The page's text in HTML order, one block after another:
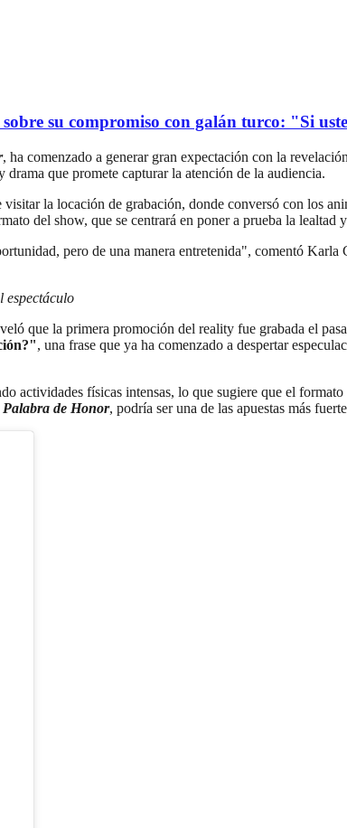
su compromiso con galán turco: "Si
, ha comenzado a generar gran expectación con la
que promete capturar la atención de la audiencia.
la locación de grabación, donde conversó con los
del show, que se centrará en poner a prueba la lealtad
pero de una manera entretenida", comentó
espectáculo
que la primera promoción del reality fue grabada el
, una frase que ya ha comenzado a despertar
actividades físicas intensas, lo que sugiere que el
Palabra de Honor, podría ser una de las apuestas más